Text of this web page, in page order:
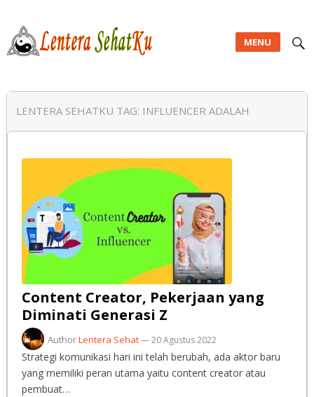
MENU
LENTERA SEHATKU TAG: INFLUENCER ADALAH
Content Creator, Pekerjaan yang
Diminati Generasi Z
AuthorLentera Sehat—20 Agustus 2022
Strategi komunikasi hari ini telah berubah, ada aktor baru
yang memiliki peran utama yaitu content creator atau
pembuat…